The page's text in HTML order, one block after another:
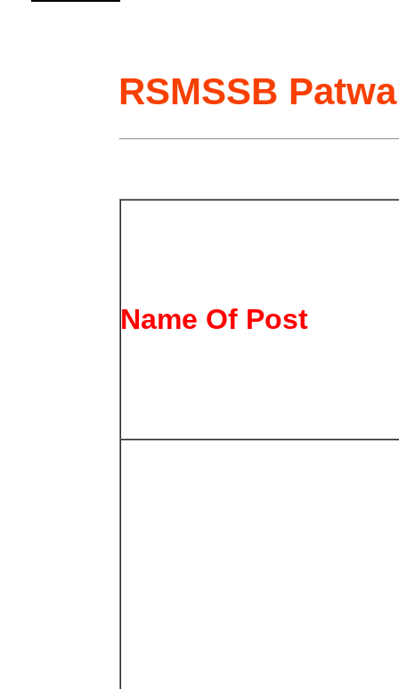
RSMSSB
Name Of Post